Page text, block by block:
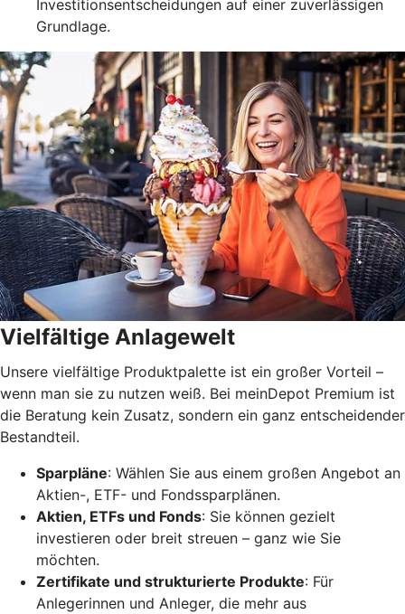
Investitionsentscheidungen auf einer zuverlässigen
Grundlage.
Vielfältige Anlagewelt
Unsere vielfältige Produktpalette ist ein großer Vorteil –
wenn man sie zu nutzen weiß. Bei meinDepot Premium ist
die Beratung kein Zusatz, sondern ein ganz entscheidender
Bestandteil.
Sparpläne: Wählen Sie aus einem großen Angebot an
Aktien-, ETF- und Fondssparplänen.
Aktien, ETFs und Fonds: Sie können gezielt
investieren oder breit streuen – ganz wie Sie
möchten.
Zertifikate und strukturierte Produkte: Für
Anlegerinnen und Anleger, die mehr aus